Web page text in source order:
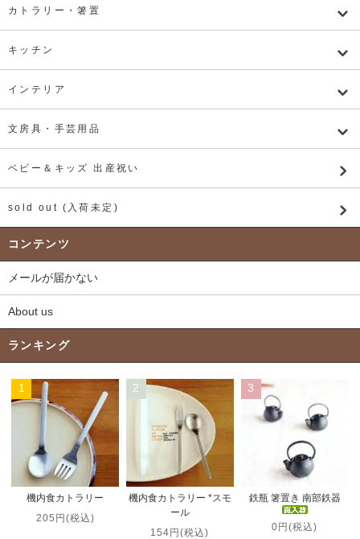
カトラリー・箸置
キッチン
インテリア
文房具・手芸用品
ベビー＆キッズ 出産祝い
sold out (入荷未定)
コンテンツ
メールが届かない
About us
ランキング
1
機内食カトラリー
205円(税込)
2
機内食カトラリー *スモ
ール
154円(税込)
3
鉄瓶 箸置き 南部鉄器
0円(税込)